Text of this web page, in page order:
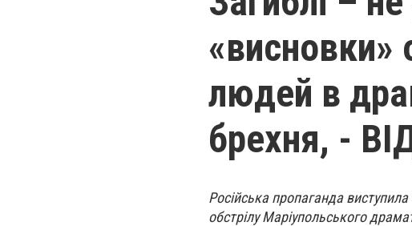
«висновки»
людей в
брехня, -
Російська пропаганда
обстрілу Маріупольського